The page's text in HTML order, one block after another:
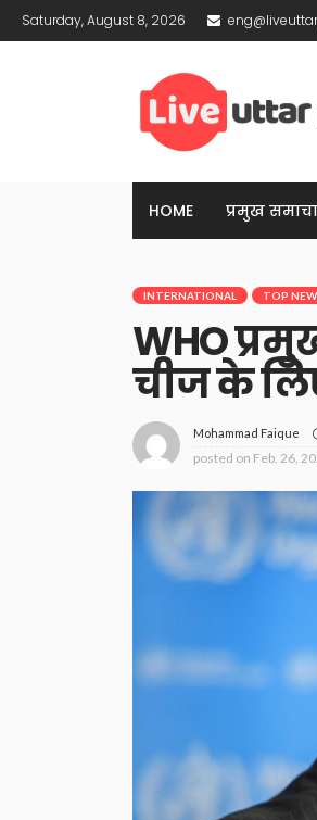
Saturday, August 8, 2026
HOME प्रमुख
INTERNATIONAL TOP
WHO
चीज के
Mohammad Faique
posted on Feb. 26,